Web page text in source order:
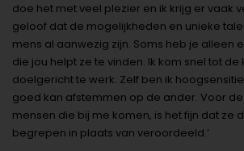
doe het met veel plezier en ik krijg er vaak
geloof dat de mogelijkheden en unieke
mens al aanwezig zijn. Soms heb je alleen
die jou helpt ze te vinden. Ik kom snel tot de
doelgericht te werk. Zelf ben ik
goed kan afstemmen op de ander. Voor
mensen die bij me komen, is het fijn dat ze
begrepen in plaats van veroordeeld.’